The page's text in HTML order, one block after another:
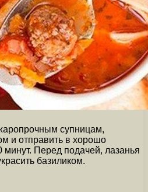
супницам,
и отправить в хорошо
минут. Перед подачей, лазанья
базиликом.